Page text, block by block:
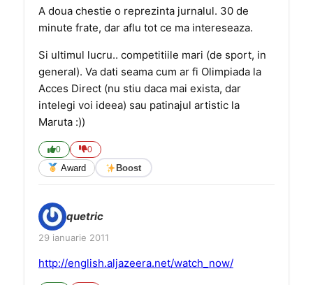
A doua chestie o reprezinta jurnalul. 30 de
minute frate, dar aflu tot ce ma intereseaza.
Si ultimul lucru.. competitiile mari (de sport, in
general). Va dati seama cum ar fi Olimpiada la
Acces Direct (nu stiu daca mai exista, dar
intelegi voi ideea) sau patinajul artistic la
Maruta :))
0 0
Award Boost
quetric
29 ianuarie 2011
http://english.aljazeera.net/watch_now/